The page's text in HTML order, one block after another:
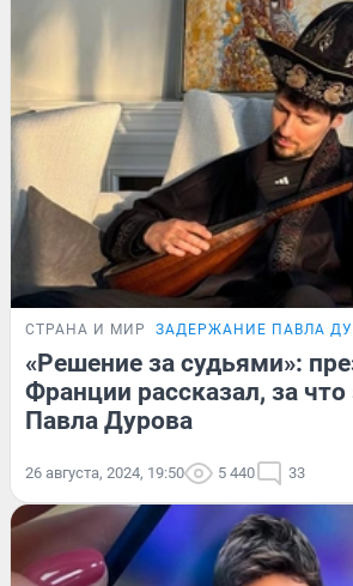
СТРАНА И МИР ЗАДЕРЖАНИЕ ПАВЛА
«Решение за судьями»:
Франции рассказал, за
Павла Дурова
26 августа, 2024, 19:50 5 440 33